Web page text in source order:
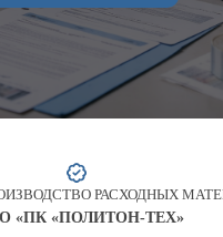
РАСХОДНЫХ
«ПК «ПОЛИТОН-ТЕХ»